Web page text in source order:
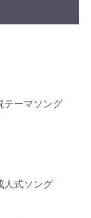
テーマソング
人式ソング